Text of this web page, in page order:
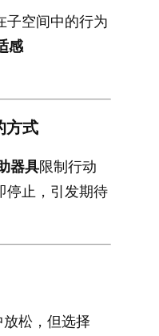
子空间中的行为
感
方式
器具限制行动
停止，引发期待
放松，但选择